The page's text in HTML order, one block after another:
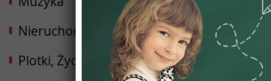
Nieruchomości
Plotki, Życie gwiazd, Lifestyle